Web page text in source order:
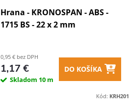
Hrana - KRONOSPAN - ABS -
1715 BS - 22 x 2 mm
0,95 € bez DPH
1,17 €
Skladom 10 m
DO KOŠÍKA
Kód: KRH201